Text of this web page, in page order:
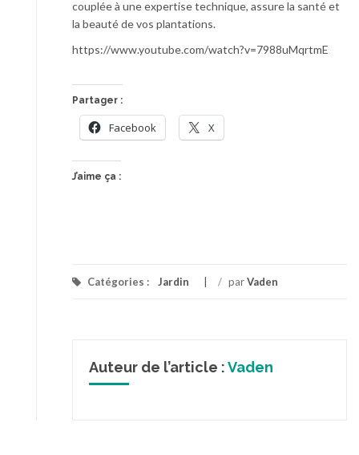
couplée à une expertise technique, assure la santé et
la beauté de vos plantations.
https://www.youtube.com/watch?v=7988uMqrtmE
Partager :
Facebook X
J’aime ça :
Catégories : Jardin / parVaden
Auteur de l’article :Vaden